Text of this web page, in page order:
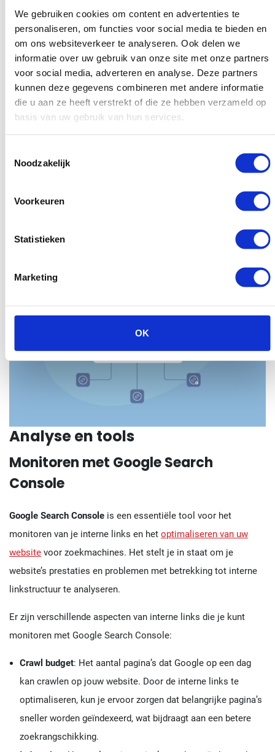
We gebruiken cookies om content en advertenties te
personaliseren, om functies voor social media te bieden en
om ons websiteverkeer te analyseren. Ook delen we
informatie over uw gebruik van onze site met onze partners
voor social media, adverteren en analyse. Deze partners
kunnen deze gegevens combineren met andere informatie
die u aan ze heeft verstrekt of die ze hebben verzameld op
basis van uw gebruik van hun services.
Noodzakelijk
Voorkeuren
Statistieken
Marketing
OK
de laadsnelheid van je webpagina’s te verbeteren. Een
snellere laadtijd (vooralcore web vitals) draagt bij aan een
betere gebruikerservaring en een hogere SEO-waarde.
Houd jewebserver up-to-date en zorg ervoor dat deze goed
is geconfigureerd om indexatiefouten te voorkomen. Een
efficiënte webserver helpt bij het indexeren van al je
webpagina’s door zoekmachines.
en best practices op je website draagt bij aan het versterken
vindbaarheid. Voor meer tips en informatie, bekijk dan de
Analyse en tools
Monitoren met Google Search
Console
Google Search Console is een essentiële tool voor het
monitoren van je interne links en het optimaliseren van uw
website voor zoekmachines. Het stelt je in staat om je
website’s prestaties en problemen met betrekking tot interne
linkstructuur te analyseren.
Er zijn verschillende aspecten van interne links die je kunt
monitoren met Google Search Console:
Crawl budget: Het aantal pagina’s dat Google op een dag
kan crawlen op jouw website. Door de interne links te
optimaliseren, kun je ervoor zorgen dat belangrijke pagina’s
sneller worden geïndexeerd, wat bijdraagt aan een betere
zoekrangschikking.